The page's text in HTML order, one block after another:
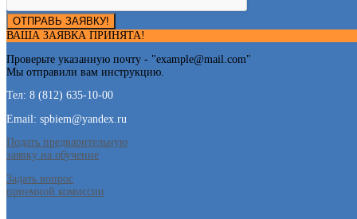
ОТПРАВЬ ЗАЯВКУ!
ВАША ЗАЯВКА ПРИНЯТА!
Проверьте указанную почту - "example@mail.com"
Мы отправили вам инструкцию.
Тел: 8 (812) 635-10-00
Email: spbiem@yandex.ru
Подать предварительную
заявку на обучение
Задать вопрос
приемной комиссии